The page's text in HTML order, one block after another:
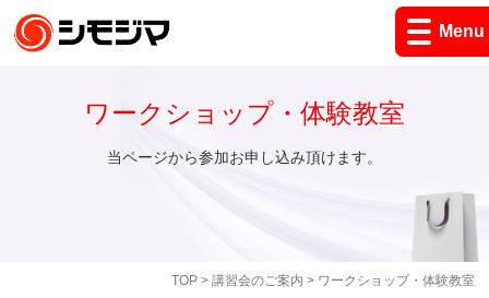
Menu
TOP> 講習会のご案内 > ワークショップ・体験教室
ワークショップ・体験教室
当ページから参加お申し込み頂けます。